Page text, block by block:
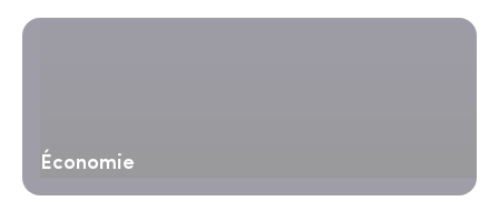
Économie